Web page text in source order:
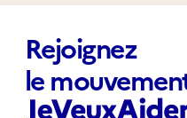
Rejoignez
le